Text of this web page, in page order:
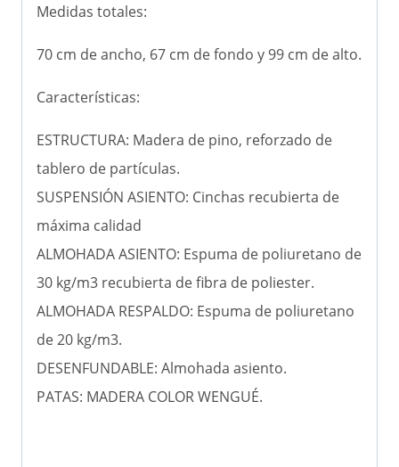
Medidas totales:
70 cm de ancho, 67 cm de fondo y 99 cm de alto.
Características:
ESTRUCTURA: Madera de pino, reforzado de
tablero de partículas.
SUSPENSIÓN ASIENTO: Cinchas recubierta de
máxima calidad
ALMOHADA ASIENTO: Espuma de poliuretano de
30 kg/m3 recubierta de fibra de poliester.
ALMOHADA RESPALDO: Espuma de poliuretano
de 20 kg/m3.
DESENFUNDABLE: Almohada asiento.
PATAS: MADERA COLOR WENGUÉ.